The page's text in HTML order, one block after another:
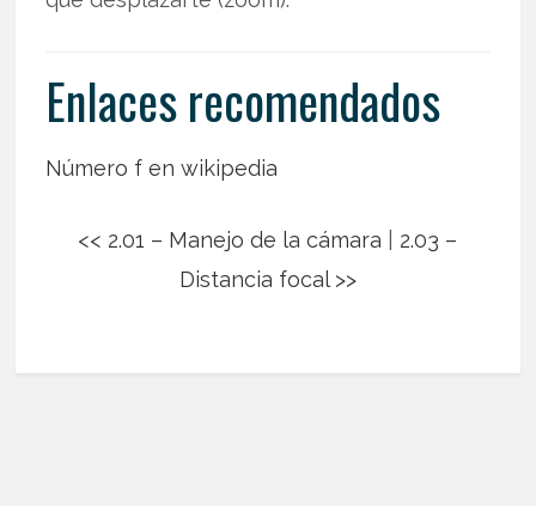
Enlaces recomendados
Número f en wikipedia
<< 2.01 – Manejo de la cámara
2.03 –
Distancia focal >>